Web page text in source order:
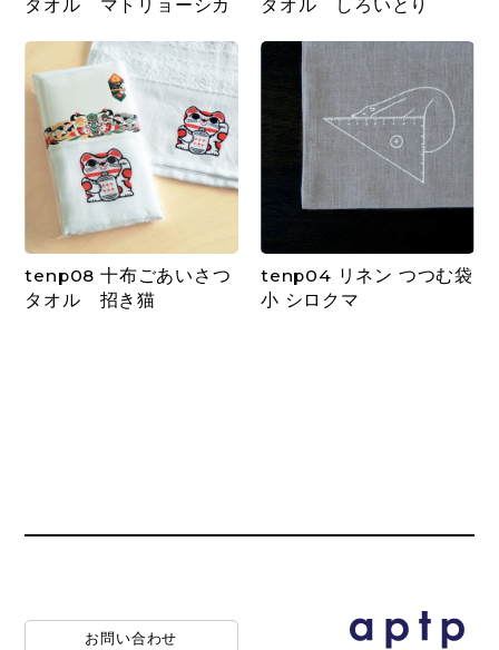
タオル マトリョーシカ
タオル しろいとり
tenp08 十布ごあいさつ
タオル 招き猫
tenp04 リネン つつむ袋
小 シロクマ
お問い合わせ